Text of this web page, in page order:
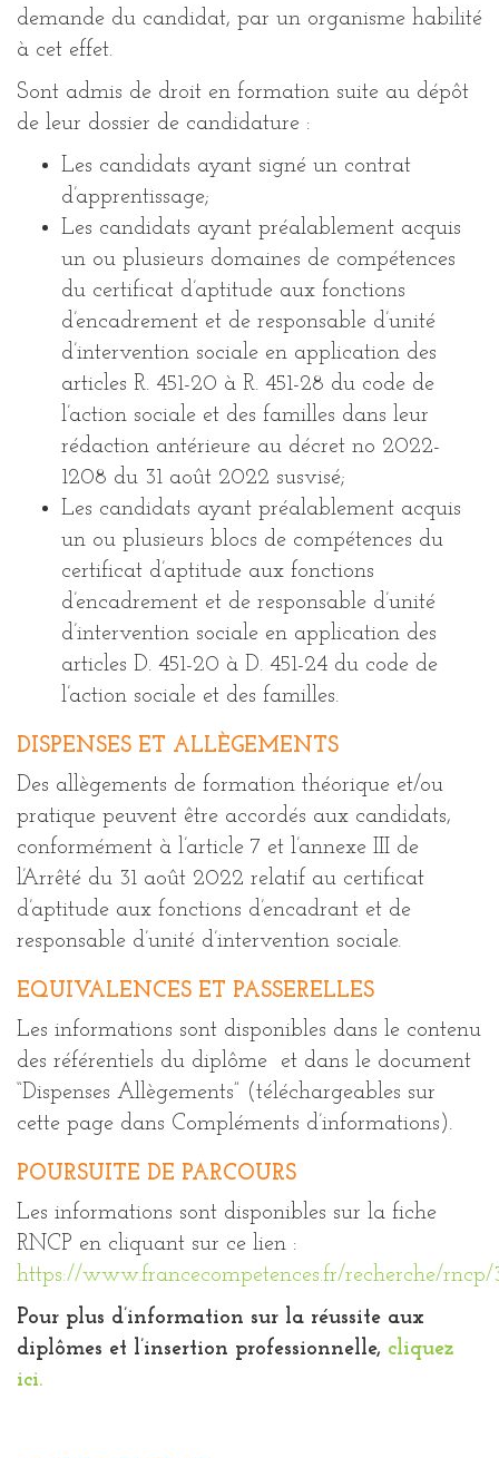
demande du candidat, par un organisme habilité
à cet effet.
Sont admis de droit en formation suite au dépôt
de leur dossier de candidature :
Les candidats ayant signé un contrat
d’apprentissage;
Les candidats ayant préalablement acquis
un ou plusieurs domaines de compétences
du certificat d’aptitude aux fonctions
d’encadrement et de responsable d’unité
d’intervention sociale en application des
articles R. 451-20 à R. 451-28 du code de
l’action sociale et des familles dans leur
rédaction antérieure au décret no 2022-
1208 du 31 août 2022 susvisé;
Les candidats ayant préalablement acquis
un ou plusieurs blocs de compétences du
certificat d’aptitude aux fonctions
d’encadrement et de responsable d’unité
d’intervention sociale en application des
articles D. 451-20 à D. 451-24 du code de
l’action sociale et des familles.
DISPENSES ET ALLÈGEMENTS
Des allègements de formation théorique et/ou
pratique peuvent être accordés aux candidats,
conformément à l’article 7 et l’annexe III de
l’Arrêté du 31 août 2022 relatif au certificat
d’aptitude aux fonctions d’encadrant et de
responsable d’unité d’intervention sociale.
EQUIVALENCES ET PASSERELLES
Les informations sont disponibles dans le contenu
des référentiels du diplôme et dans le document
“Dispenses Allègements” (téléchargeables sur
cette page dans Compléments d’informations).
POURSUITE DE PARCOURS
Les informations sont disponibles sur la fiche
RNCP en cliquant sur ce lien :
https://www.francecompetences.fr/recherche/
Pour plus d’information sur la réussite aux
diplômes et l’insertion professionnelle, cliquez
ici.